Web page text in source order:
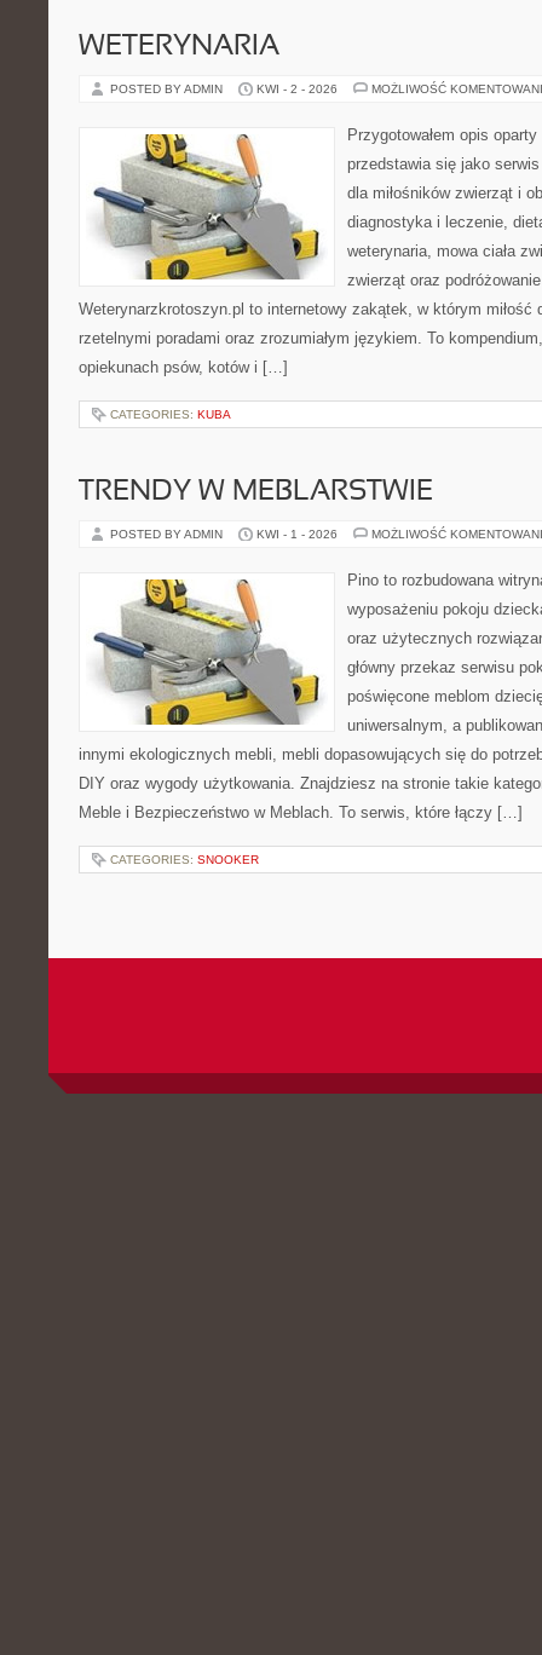
WETERYNARIA
POSTED BY ADMIN KWI - 2 - 2026 MOŻLIWOŚĆ
Przygotowałem opis
przedstawia się jako
dla miłośników zwierząt i
diagnostyka i leczenie,
weterynaria, mowa ciała
zwierząt oraz
Weterynarzkrotoszyn.pl to internetowy zakątek, w którym miłość
rzetelnymi poradami oraz zrozumiałym językiem. To
opiekunach psów, kotów i […]
CATEGORIES: KUBA
TRENDY W MEBLARSTWIE
POSTED BY ADMIN KWI - 1 - 2026 MOŻLIWOŚĆ
Pino to rozbudowana
wyposażeniu pokoju
oraz użytecznych
główny przekaz serwisu
poświęcone meblom
uniwersalnym, a
innymi ekologicznych mebli, mebli dopasowujących się do
DIY oraz wygody użytkowania. Znajdziesz na stronie takie
Meble i Bezpieczeństwo w Meblach. To serwis, które łączy […]
CATEGORIES: SNOOKER